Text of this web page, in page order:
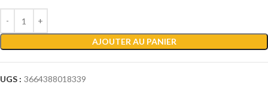
AJOUTER AU PANIER
UGS : 3664388018339